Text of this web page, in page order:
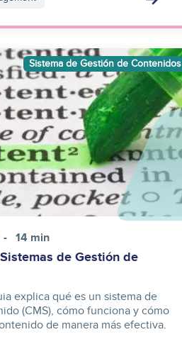
14 min
de Gestión de
explica qué es un sistema de
(CMS), cómo funciona y cómo
de manera más efectiva.
Sistema de Gestión de Contenidos